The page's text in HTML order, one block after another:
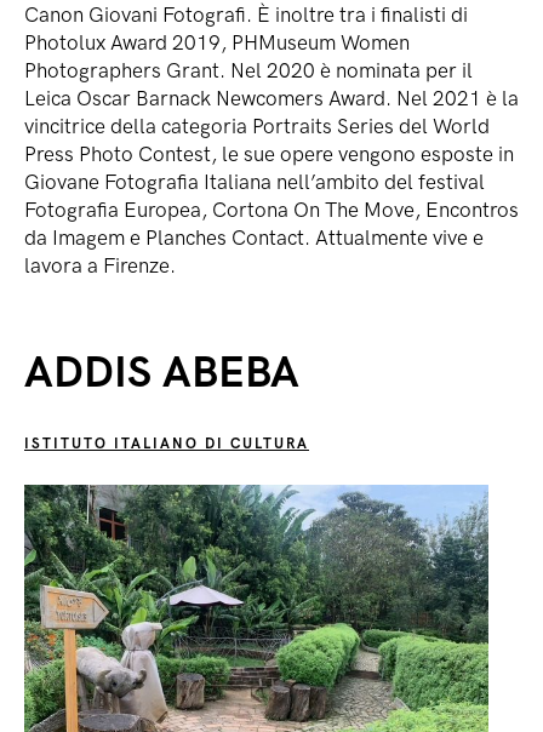
Canon Giovani Fotografi. È inoltre tra i finalisti di
Photolux Award 2019, PHMuseum Women
Photographers Grant. Nel 2020 è nominata per il
Leica Oscar Barnack Newcomers Award. Nel 2021 è la
vincitrice della categoria Portraits Series del World
Press Photo Contest, le sue opere vengono esposte in
Giovane Fotografia Italiana nell’ambito del festival
Fotografia Europea, Cortona On The Move, Encontros
da Imagem e Planches Contact. Attualmente vive e
lavora a Firenze.
ADDIS ABEBA
ISTITUTO ITALIANO DI CULTURA